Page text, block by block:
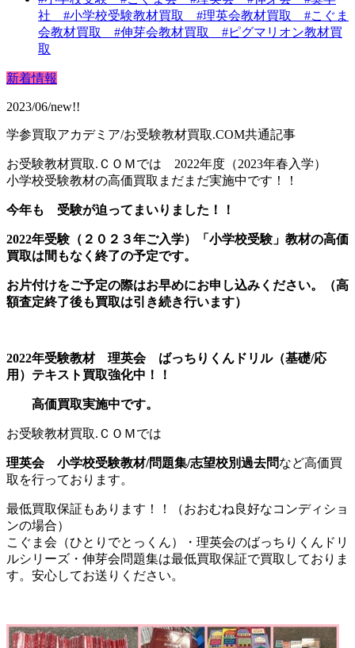
社 #小学校受験教材買取 #理英会教材買取 #こぐま
会教材買取 #伸芽会教材買取 #ピグマリオン教材買
取
新着情報
2023/06/new!!
学参買取アカデミア/お受験教材買取.COM共通記事
お受験教材買取.ＣＯＭでは 2022年度（2023年春入学）
小学校受験教材の高価買取まだまだ実施中です！！
今年も 受験が迫ってまいりました！！
2022年受験（２０２３年ご入学）「小学校受験」教材の高価
買取は間もなく終了の予定です。
お片付けをご予定の際はお早めにお申し込みください。
（高
額査定終了後も買取は引き続き行います）
2022年受験教材
理英会 ばっちりくんドリル（基礎/応
用）テキスト買取強化中！！
高価買取実施中です。
お受験教材買取.ＣＯＭでは
理英会 小学校受験教材/問題集/志望校別過去問など高価買
取を行っております。
最低買取保証もあります！！（おおむね良好なコンディショ
ンの場合）
こぐま会（ひとりでとっくん）・理英会のばっちりくんドリ
ルシリーズ・伸芽会問題集は最低買取保証で買取しておりま
す。安心してお送りください。